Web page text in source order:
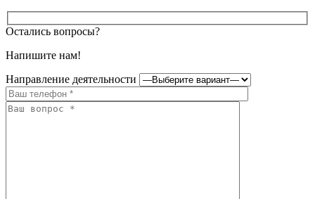
Остались вопросы?
Напишите нам!
Направление деятельности